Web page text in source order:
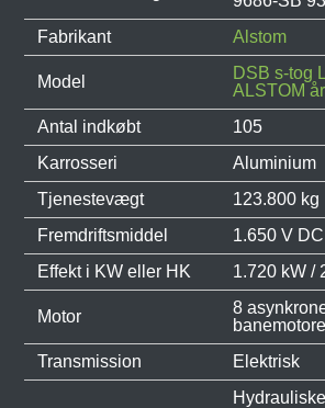
Fabrikant
Alstom
Model
DSB s-tog
ALSTOM
Antal indkøbt
105
Karrosseri
Aluminium
Tjenestevægt
123.800 kg
Fremdriftsmiddel
1.650 V DC
Effekt i KW eller HK
1.720 kW /
Motor
8
Transmission
Elektrisk